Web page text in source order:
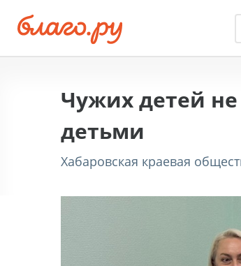
Чужих детей
детьми
Хабаровская краевая